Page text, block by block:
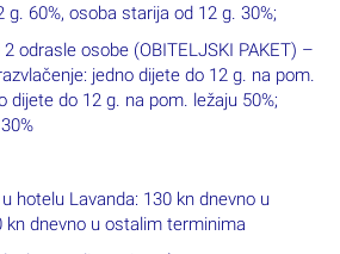
g. 60%, osoba starija od 12 g. 30%;
odrasle osobe (OBITELJSKI PAKET) –
jedno dijete do 12 g. na pom.
dijete do 12 g. na pom. ležaju 50%;
hotelu Lavanda: 130 kn dnevno u
kn dnevno u ostalim terminima